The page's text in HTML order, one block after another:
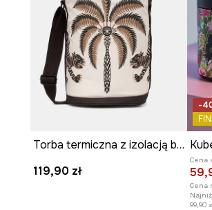
Roślinny, tropikalny wzór
Torba termiczna z izolacją bawełniana
119,90 zł
-
Cena
Cena
99,90